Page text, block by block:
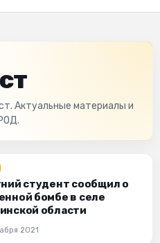
Актуальные материалы и
студент сообщил о
бомбе в селе
области
2021